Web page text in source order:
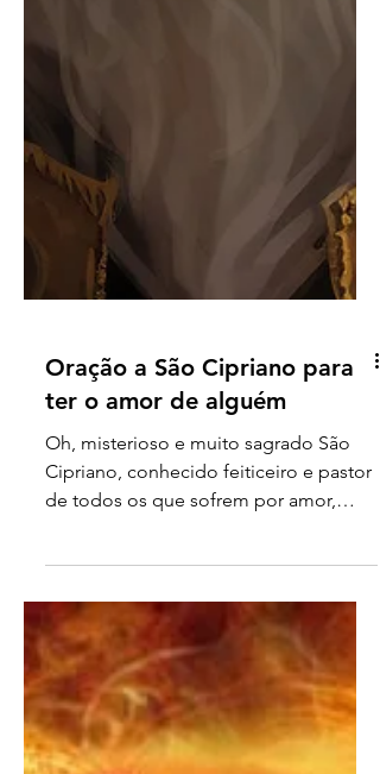
ter o amor de alguém
Oh, misterioso e muito sagrado São
Cipriano, conhecido feiticeiro e pastor
de todos os que sofrem por amor,
peço-lhe, hoje, imploro...